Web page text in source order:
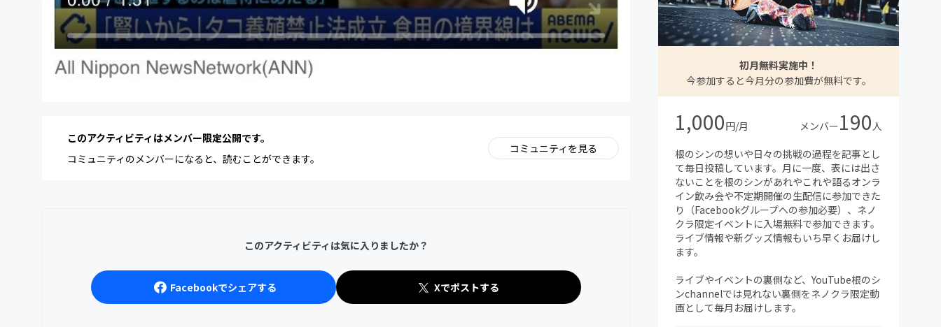
このアクティビティはメンバー限定公開です。
コミュニティのメンバーになると、読むことができます。
コミュニティを見る
このアクティビティは気に入りましたか？
Facebookでシェアする Xでポストする
初月無料実施中！
今参加すると今月分の参加費が無料です。
1,000円/月 メンバー190 人
根のシンの想いや日々の挑戦の過程を記事とし
て毎日投稿しています。月に一度、表には出さ
ないことを根のシンがあれやこれや語るオンラ
イン飲み会や不定期開催の生配信に参加できた
り（Facebookグループへの参加必要）、ネノ
クラ限定イベントに入場無料で参加できます。
ライブ情報や新グッズ情報もいち早くお届けし
ます。
ライブやイベントの裏側など、YouTube根のシ
ンchannelでは見れない裏側をネノクラ限定動
画として毎月お届けします。